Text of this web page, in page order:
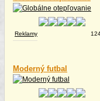
Reklamy
Moderný futbal